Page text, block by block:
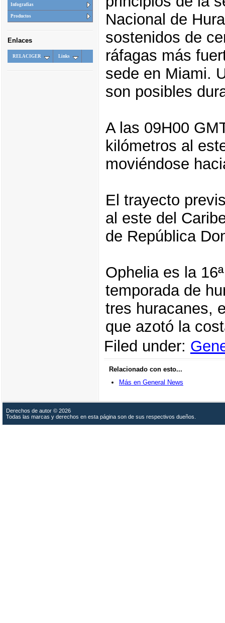
Infografias
Productos
Enlaces
RELACIGER Links
Nacional de
sostenidos de
ráfagas más
sede en Miami.
son posibles
A las 09H00
kilómetros al
moviéndose
El trayecto
al este del
de República
Ophelia es la
temporada de
tres huracanes,
que azotó la
Filed under:
Relacionado con esto...
Más en General News
Derechos de autor © 2026
Todas las marcas y derechos en esta página son de sus respectivos dueños.